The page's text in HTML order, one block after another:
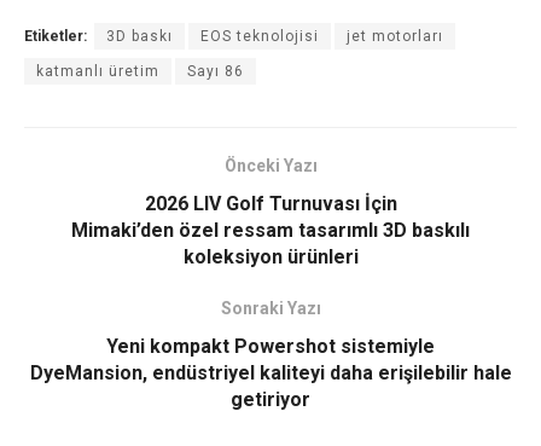
Etiketler: 3D baskı EOS teknolojisi jet motorları
katmanlı üretim Sayı 86
Önceki Yazı
2026 LIV Golf Turnuvası İçin
Mimaki’den özel ressam tasarımlı 3D baskılı
koleksiyon ürünleri
Sonraki Yazı
Yeni kompakt Powershot sistemiyle
DyeMansion, endüstriyel kaliteyi daha erişilebilir hale
getiriyor